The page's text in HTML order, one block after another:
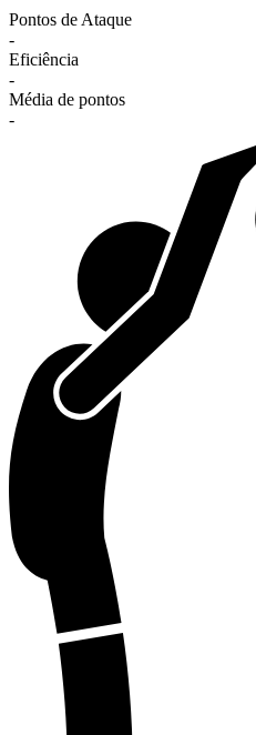
Pontos de Ataque
-
Eficiência
-
Média de pontos
-